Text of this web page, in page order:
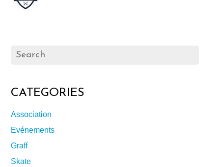
CATEGORIES
Association
Evénements
Graff
Skate